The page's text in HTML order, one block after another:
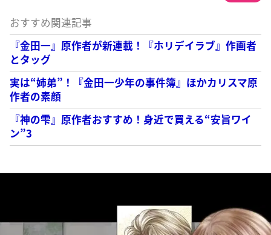
おすすめ関連記事
『金田一』原作者が新連載！『ホリデイラブ』作画者
とタッグ
実は“姉弟”！『金田一少年の事件簿』ほかカリスマ原
作者の素顔
『神の雫』原作者おすすめ！身近で買える“安旨ワイ
ン”3